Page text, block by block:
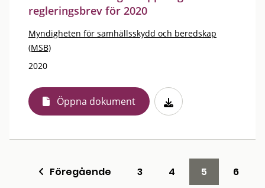
regleringsbrev för 2020
Myndigheten för samhällsskydd och beredskap
(MSB)
2020
Öppna dokument
Föregående 3 4 5
6